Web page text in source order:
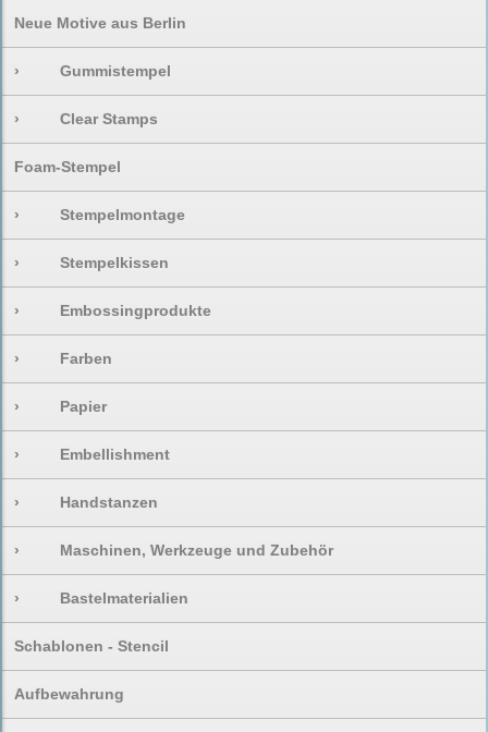
Neue Motive aus Berlin
› Gummistempel
› Clear Stamps
Foam-Stempel
› Stempelmontage
› Stempelkissen
› Embossingprodukte
› Farben
› Papier
› Embellishment
› Handstanzen
› Maschinen, Werkzeuge und Zubehör
› Bastelmaterialien
Schablonen - Stencil
Aufbewahrung